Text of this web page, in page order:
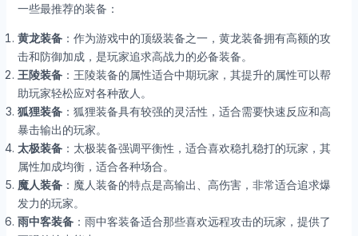
一些最推荐的装备：
黄龙装备：作为游戏中的顶级装备之一，黄龙装备拥有高额的攻
击和防御加成，是玩家追求高战力的必备装备。
王陵装备：王陵装备的属性适合中期玩家，其提升的属性可以帮
助玩家轻松应对各种敌人。
狐狸装备：狐狸装备具有较强的灵活性，适合需要快速反应和高
暴击输出的玩家。
太极装备：太极装备强调平衡性，适合喜欢稳扎稳打的玩家，其
属性加成均衡，适合各种场合。
魔人装备：魔人装备的特点是高输出、高伤害，非常适合追求爆
发力的玩家。
雨中客装备：雨中客装备适合那些喜欢远程攻击的玩家，提供了